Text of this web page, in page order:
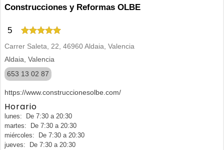
Construcciones y Reformas OLBE
5
Carrer Saleta, 22, 46960 Aldaia, Valencia
Aldaia, Valencia
653 13 02 87
https://www.construccionesolbe.com/
Horario
lunes: De 7:30 a 20:30
martes: De 7:30 a 20:30
miércoles: De 7:30 a 20:30
jueves: De 7:30 a 20:30